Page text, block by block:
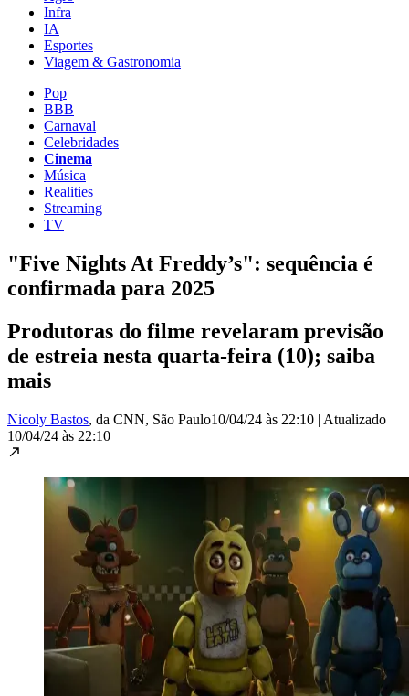
Infra
IA
Esportes
Viagem & Gastronomia
Pop
BBB
Carnaval
Celebridades
Cinema
Música
Realities
Streaming
TV
"Five Nights At Freddy’s": sequência é
confirmada para 2025
Produtoras do filme revelaram previsão
de estreia nesta quarta-feira (10); saiba
mais
Nicoly Bastos, da CNN, São Paulo10/04/24 às 22:10 | Atualizado
10/04/24 às 22:10